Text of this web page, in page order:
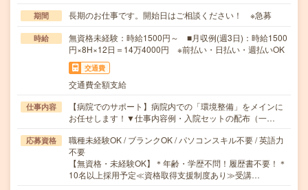
期間 長期のお仕事です。開始日はご相談ください！ ※急募
時給
無資格未経験：時給1500円～ ■月収例(週3日)：時給1500
円×8H×12日＝14万4000円 ※前払い・日払い・週払いOK
交通費
交通費全額支給
仕事内容
【病院でのサポート】病院内での「環境整備」をメインに
お任せします！▼仕事内容例・入院セットの配布（一…
応募資格
職種未経験OK / ブランクOK / パソコンスキル不要 / 英語力
不要
【無資格・未経験OK】＊年齢・学歴不問！履歴書不要！＊
10名以上採用予定≪資格取得支援制度あり≫受講…